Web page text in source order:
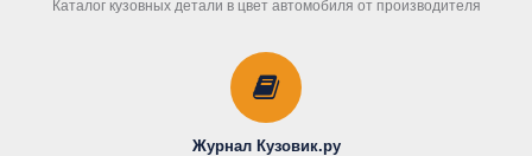
Каталог кузовных детали в цвет автомобиля от производителя
Журнал Кузовик.ру